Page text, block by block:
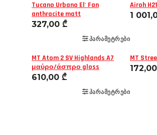
Tucano Urbano El' Fan
anthracite matt
327,00 ₾
ᲞᲐᲠᲐᲛᲔᲢᲠᲔᲑᲘ
Airoh
1
MT Atom 2 SV Highlands A7
μαύρο/άσπρο gloss
610,00 ₾
ᲞᲐᲠᲐᲛᲔᲢᲠᲔᲑᲘ
MT
172,00